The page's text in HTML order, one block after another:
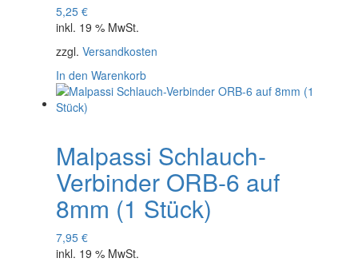
5,25 €
inkl. 19 % MwSt.
zzgl. Versandkosten
In den Warenkorb
Malpassi Schlauch-
Verbinder ORB-6 auf
8mm (1 Stück)
7,95 €
inkl. 19 % MwSt.